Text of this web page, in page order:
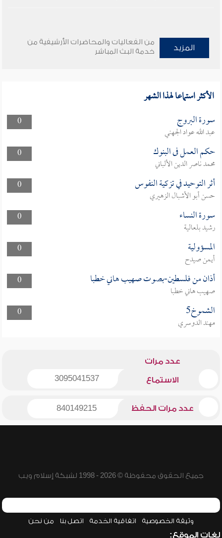
المزيد
من الفعاليات والمحاضرات الأرشيفية من
خدمة البث المباشر
الأكثر استماعا لهذا الشهر
0 سورة البروج
عبد الله عواد الجهني
0
حكم العمل فى البنوك
محمد ناصر الدين الألباني
0
أثر التوحيد في تزكية النفوس
حسن أبو الأشبال الزهيري
0
سورة النساء
رشيد بلعالية
0
المسؤولية
أيمن صيدح
0
أذان من فلسطين-بصوت صهيب هاني خطبا
صهيب هاني خطبا
0
الشموخ5
مهند الدوسري
عدد مرات
الاستماع 3095041537
عدد مرات الحفظ 840149215
جميع الحقوق محفوظة © 2026 - 1998 لشبكة إسلام ويب
وثيقة الخصوصية اتفاقية الخدمة اتصل بنا من نحن
لغات الموقع: